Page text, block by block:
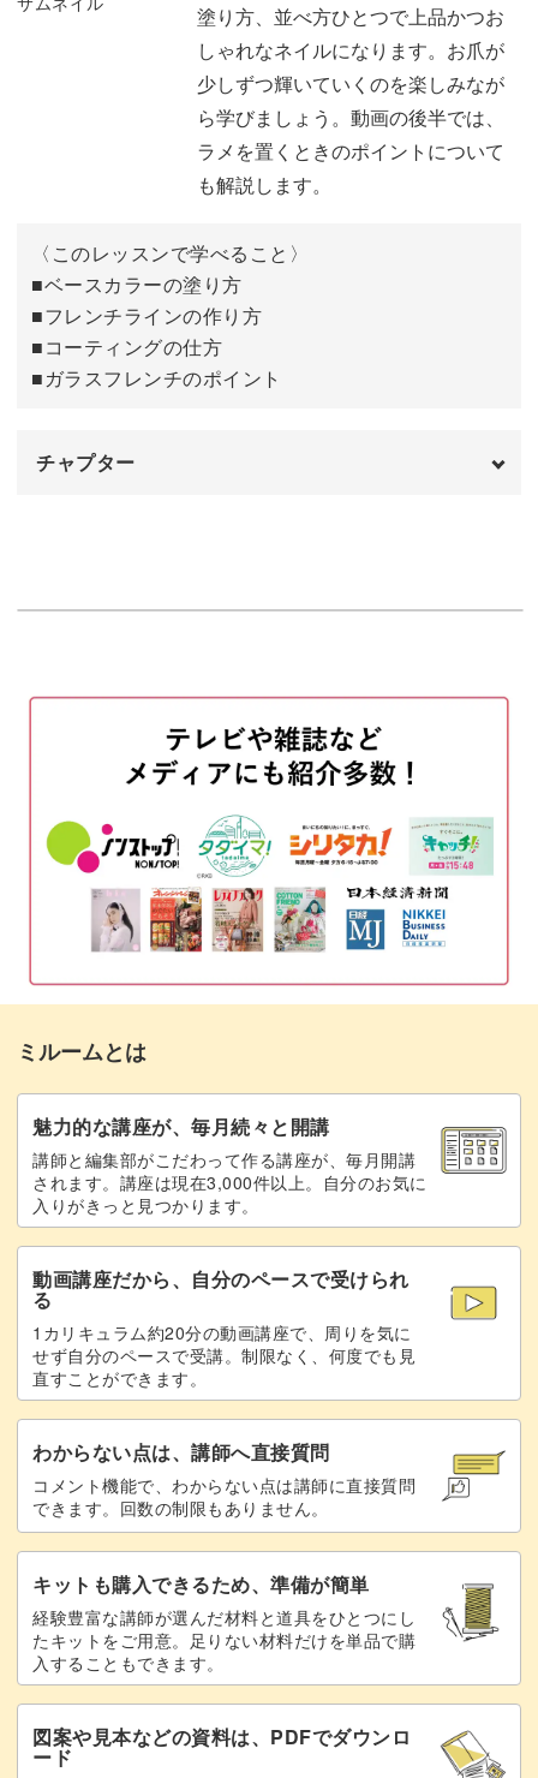
フレンチラインのほんの少しの差で、完成した時の表情が
がらっと変わります。
ポイントを押さえて、たくさん活用してみてください！
塗り方、並べ方ひとつで上品かつお
しゃれなネイルになります。お爪が
少しずつ輝いていくのを楽しみなが
ら学びましょう。動画の後半では、
ラメを置くときのポイントについて
も解説します。
〈このレッスンで学べること〉
■ベースカラーの塗り方
■フレンチラインの作り方
■コーティングの仕方
■ガラスフレンチのポイント
チャプター
フレンチラインを作る
フレンチラインにホロをのせる
トップジェルでコーティングする 13:22
ノンワイプトップでコーティングする
ガラスフレンチのポイント
完成♪ 19:23
ミルームとは
魅力的な講座が、毎月続々と開講
講師と編集部がこだわって作る講座が、毎月開講
されます。講座は現在3,000件以上。自分のお気に
入りがきっと見つかります。
動画講座だから、自分のペースで受けられ
る
1カリキュラム約20分の動画講座で、周りを気に
せず自分のペースで受講。制限なく、何度でも見
直すことができます。
わからない点は、講師へ直接質問
コメント機能で、わからない点は講師に直接質問
できます。回数の制限もありません。
キットも購入できるため、準備が簡単
経験豊富な講師が選んだ材料と道具をひとつにし
たキットをご用意。足りない材料だけを単品で購
入することもできます。
図案や見本などの資料は、PDFでダウンロ
ード